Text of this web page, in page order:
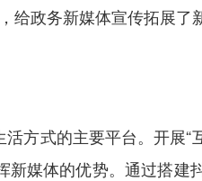
政务新媒体宣传拓展了
方式的主要平台。开展“
媒体的优势。通过搭建